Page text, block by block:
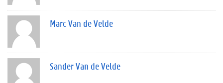
Marc Van de Velde
Sander Van de Velde